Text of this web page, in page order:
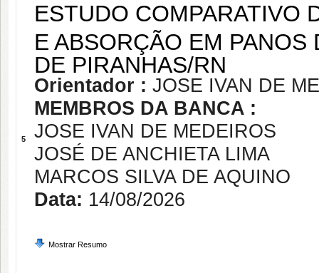
5
ESTUDO COMPARATIVO
E ABSORÇÃO EM
DE PIRANHAS/RN
Orientador : JOSE IVAN DE
MEMBROS DA BANCA :
JOSE IVAN DE MEDEIROS
JOSÉ DE ANCHIETA LIMA
MARCOS SILVA DE AQUINO
Data: 14/08/2026
Mostrar Resumo